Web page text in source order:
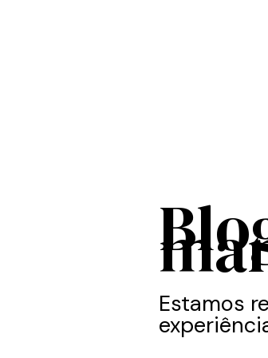
Estamos